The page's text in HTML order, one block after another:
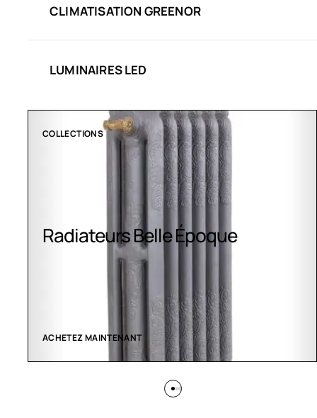
CLIMATISATION GREENOR
LUMINAIRES LED
COLLECTIONS
Radiateurs Belle Époque
ACHETEZ MAINTENANT